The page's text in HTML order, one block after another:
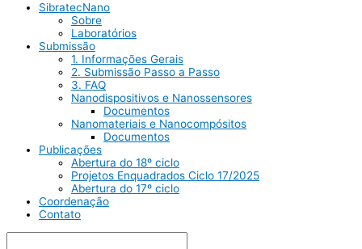
SibratecNano
Sobre
Laboratórios
Submissão
1. Informações Gerais
2. Submissão Passo a Passo
3. FAQ
Nanodispositivos e Nanossensores
Documentos
Nanomateriais e Nanocompósitos
Documentos
Publicações
Abertura do 18º ciclo
Projetos Enquadrados Ciclo 17/2025
Abertura do 17º ciclo
Coordenação
Contato